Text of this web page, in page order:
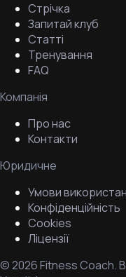
Стрічка
Запитай клуб
Статті
Тренування
FAQ
Компанія
Про нас
Контакти
Юридичне
Умови
Конфіденційність
Cookies
Ліцензії
©2026Fitness Coach.